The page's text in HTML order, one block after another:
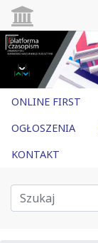
ONLINE FIRST
OGŁOSZENIA
KONTAKT